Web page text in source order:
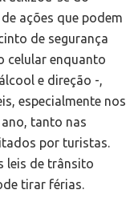
ações que podem
de segurança
celular enquanto
e direção -,
especialmente nos
tanto nas
por turistas.
leis de trânsito
tirar férias.